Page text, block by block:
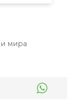
мира